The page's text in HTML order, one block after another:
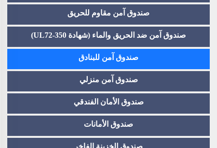
صندوق آمن مقاوم للحريق
صندوق آمن ضد الحريق والماء (شهادة UL72-350)
صندوق آمن للبنادق
صندوق آمن منزلي
صندوق الأمان الفندقي
صندوق الأمانات
صندوق الخزينة الفاخر